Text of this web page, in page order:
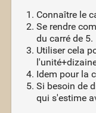
Connaître le
Se rendre
du carré de 5.
Utiliser cela
Idem pour la
Si besoin de
qui s'estime